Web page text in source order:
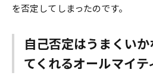
を否定してしまったのです。
自己否定はうまくい
てくれるオールマイテ